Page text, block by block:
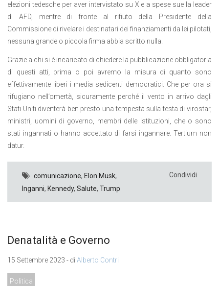
elezioni tedesche per aver intervistato su X e a spese sue la leader
di AFD, mentre di fronte al rifiuto della Presidente della
Commissione di rivelare i destinatari dei finanziamenti da lei pilotati,
nessuna grande o piccola firma abbia scritto nulla.
Grazie a chi si è incaricato di chiedere la pubblicazione obbligatoria
di questi atti, prima o poi avremo la misura di quanto sono
effettivamente liberi i media sedicenti democratici. Che per ora si
rifugiano nell’omertà, sicuramente perché il vento in arrivo dagli
Stati Uniti diventerà ben presto una tempesta sulla testa di virostar,
ministri, uomini di governo, membri delle istituzioni, che o sono
stati ingannati o hanno accettato di farsi ingannare. Tertium non
datur.
comunicazione, Elon Musk,
Inganni, Kennedy, Salute, Trump
Condividi
Denatalità e Governo
15 Settembre 2023 - di Alberto Contri
Politica